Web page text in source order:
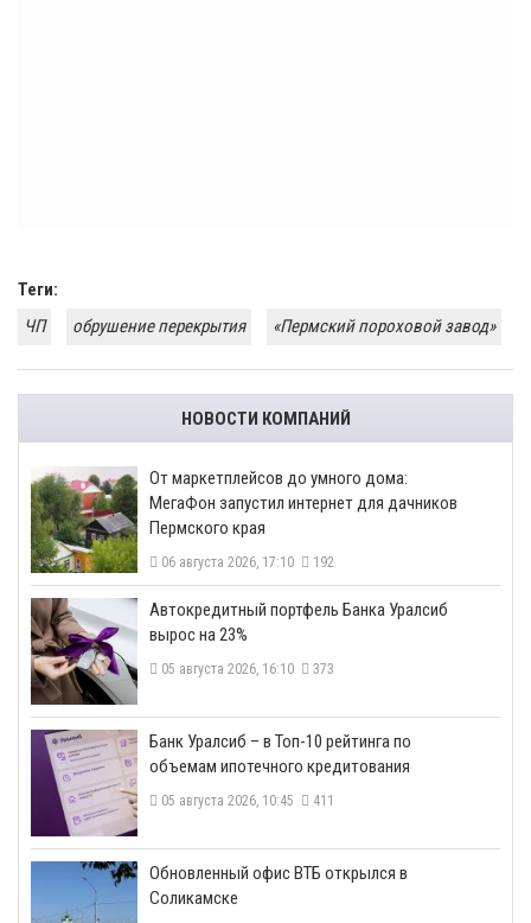
Теги:
ЧП
обрушение перекрытия «Пермский пороховой завод»
НОВОСТИ КОМПАНИЙ
От маркетплейсов до умного дома:
МегаФон запустил интернет для дачников
Пермского края
06 августа 2026, 17:10 192
​Автокредитный портфель Банка Уралсиб
вырос на 23%
05 августа 2026, 16:10 373
​Банк Уралсиб – в Топ-10 рейтинга по
объемам ипотечного кредитования
05 августа 2026, 10:45 411
​Обновленный офис ВТБ открылся в
Соликамске